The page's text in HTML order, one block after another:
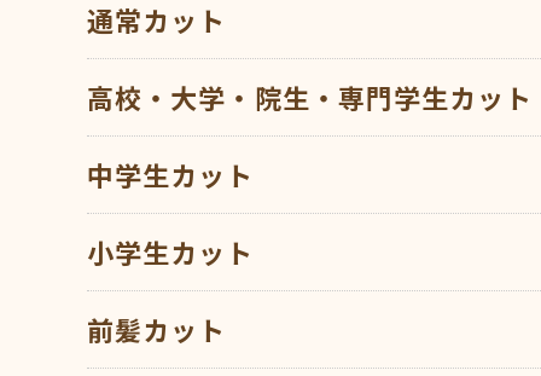
通常カット
高校・大学・院生・専門学生カット
中学生カット
小学生カット
前髪カット